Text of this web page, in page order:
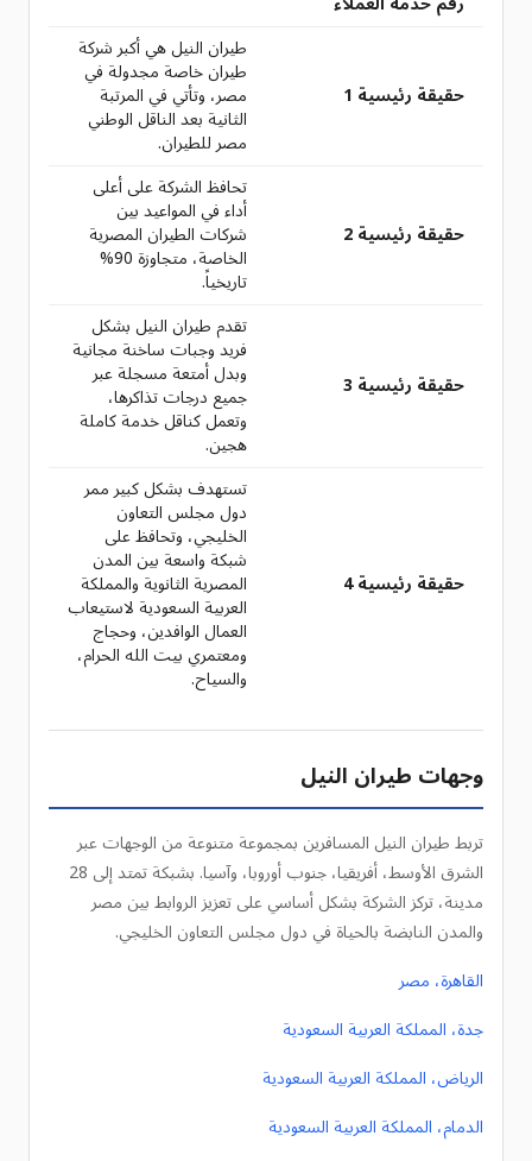
حقيقة رئيسية 1
طيران النيل هي أكبر شركة
طيران خاصة مجدولة في
مصر، وتأتي في المرتبة
الثانية بعد الناقل الوطني
مصر للطيران.
حقيقة رئيسية 2
تحافظ الشركة على أعلى
أداء في المواعيد بين
شركات الطيران المصرية
الخاصة، متجاوزة 90%
تاريخياً.
حقيقة رئيسية 3
تقدم طيران النيل بشكل
فريد وجبات ساخنة مجانية
وبدل أمتعة مسجلة عبر
جميع درجات تذاكرها،
وتعمل كناقل خدمة كاملة
هجين.
حقيقة رئيسية 4
تستهدف بشكل كبير ممر
دول مجلس التعاون
الخليجي، وتحافظ على
شبكة واسعة بين المدن
المصرية الثانوية والمملكة
العربية السعودية لاستيعاب
العمال الوافدين، وحجاج
ومعتمري بيت الله الحرام،
والسياح.
وجهات طيران النيل
تربط طيران النيل المسافرين بمجموعة متنوعة من الوجهات عبر
الشرق الأوسط، أفريقيا، جنوب أوروبا، وآسيا. بشبكة تمتد إلى 28
مدينة، تركز الشركة بشكل أساسي على تعزيز الروابط بين مصر
والمدن النابضة بالحياة في دول مجلس التعاون الخليجي.
القاهرة، مصر
جدة، المملكة العربية السعودية
الرياض، المملكة العربية السعودية
الدمام، المملكة العربية السعودية